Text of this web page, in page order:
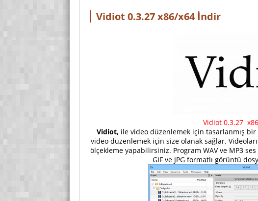
Vidiot 0.3.27 x86/x64 İndir
Vidiot 0.3.27
Vidiot, ile video düzenlemek için tasarlanmış
video düzenlemek için size olanak sağlar.
ölçekleme yapabilirsiniz. Program WAV ve MP3
GIF ve JPG formatlı görüntü